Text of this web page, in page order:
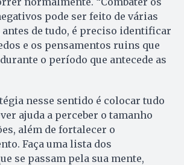
pode ser feito de várias
antes de tudo, é preciso identificar
e os pensamentos ruins que
o período que antecede as
nesse sentido é colocar tudo
ajuda a perceber o tamanho
além de fortalecer o
Faça uma lista dos
se passam pela sua mente,